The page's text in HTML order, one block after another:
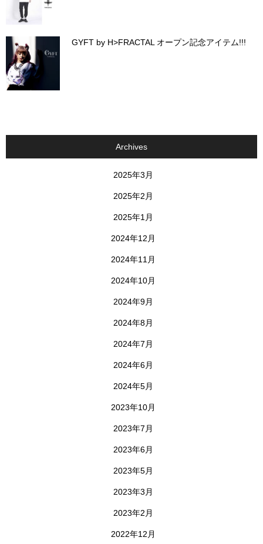
GYFT by H>FRACTAL オープン記念アイテム!!!
Archives
2025年3月
2025年2月
2025年1月
2024年12月
2024年11月
2024年10月
2024年9月
2024年8月
2024年7月
2024年6月
2024年5月
2023年10月
2023年7月
2023年6月
2023年5月
2023年3月
2023年2月
2022年12月